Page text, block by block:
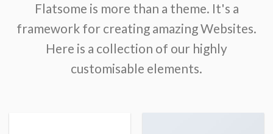
Flatsome is more than a theme. It's a
framework for creating amazing Websites.
Here is a collection of our highly
customisable elements.